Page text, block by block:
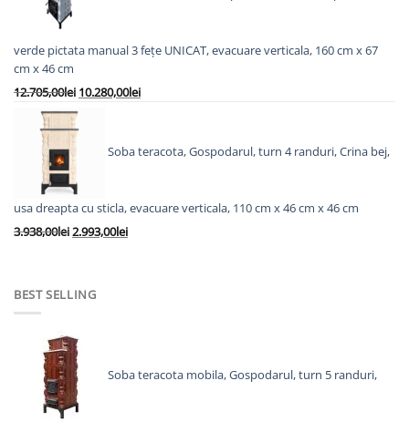
5.828,00lei.
verde pictata manual 3 fețe UNICAT, evacuare verticala, 160 cm x 67
cm x 46 cm
12.705,00lei Prețul
inițial
a
10.280,00leiPrețul
10.280,00lei.
Soba teracota, Gospodarul, turn 4 randuri, Crina bej,
usa dreapta cu sticla, evacuare verticala, 110 cm x 46 cm x 46 cm
3.938,00leiPrețul
3.938,00lei.
2.993,00leiPrețul
BEST SELLING
Soba teracota mobila, Gospodarul, turn 5 randuri,